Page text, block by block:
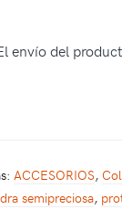
envío del
ACCESORIOS,
semipreciosa,